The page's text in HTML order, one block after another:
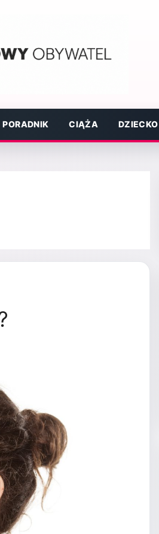
PORADNIK CIĄŻA DZIECKO